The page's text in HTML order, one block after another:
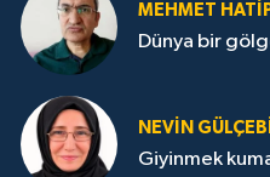
MEHMET
Dünya bir
NEVİN GÜLÇEBİ
Giyinmek